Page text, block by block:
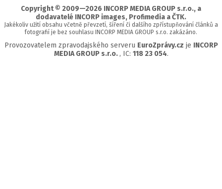
Copyright © 2009—2026 INCORP MEDIA GROUP s.r.o., a
dodavatelé INCORP images, Profimedia a ČTK.
Jakékoliv užití obsahu včetně převzetí, šíření či dalšího zpřístupňování článků a
fotografií je bez souhlasu INCORP MEDIA GROUP s.r.o. zakázáno.
Provozovatelem zpravodajského serveru EuroZprávy.cz je INCORP
MEDIA GROUP s.r.o. , IC: 118 23 054.